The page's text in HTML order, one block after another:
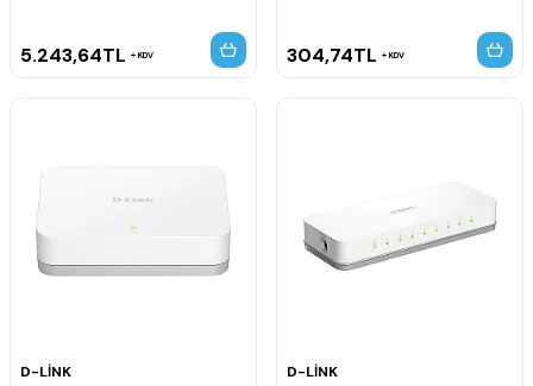
5.243,64TL KDV 304,74TL KDV
D-LİNK
D-LİNK